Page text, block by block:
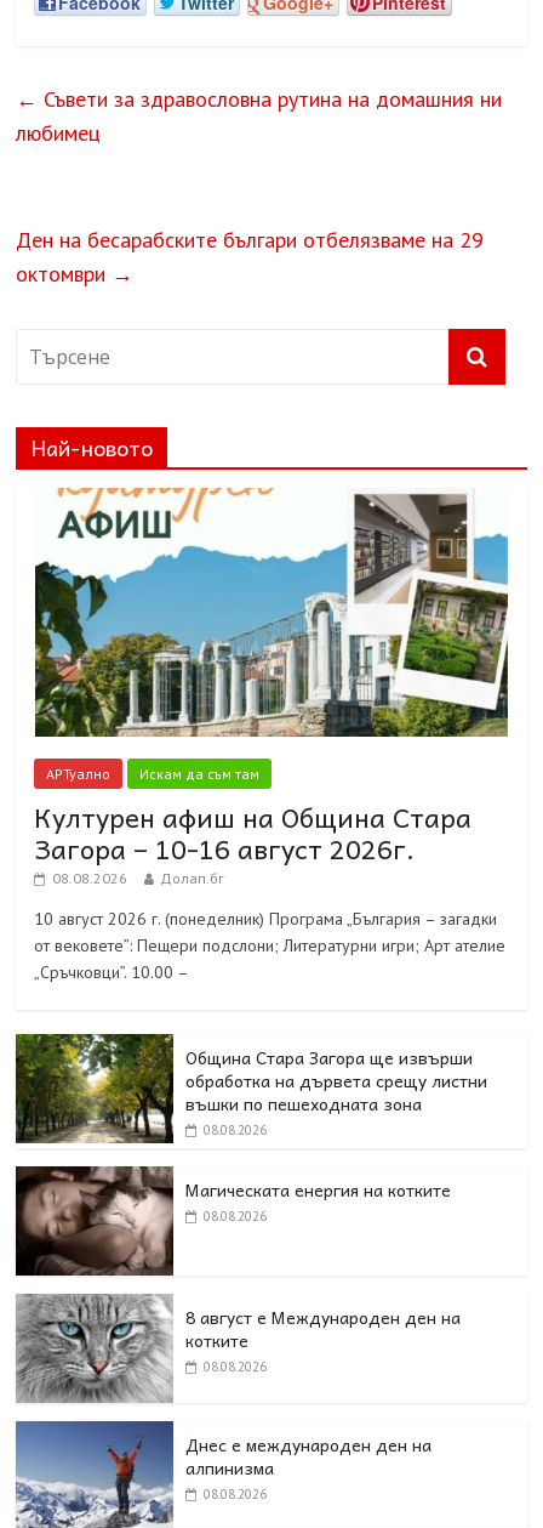
← Съвети за здравословна рутина на домашния ни
любимец
Ден на бесарабските българи отбелязваме на 29
октомври →
Най-новото
АРТуално Искам да съм там
Културен афиш на Община Стара
Загора – 10-16 август 2026г.
08.08.2026 Долап.бг
10 август 2026 г. (понеделник) Програма „България – загадки
от вековете”: Пещери подслони; Литературни игри; Арт ателие
„Сръчковци”. 10.00 –
Община Стара Загора ще извърши
обработка на дървета срещу листни
въшки по пешеходната зона
08.08.2026
Магическата енергия на котките
08.08.2026
8 август е Международен ден на
котките
08.08.2026
Днес е международен ден на
алпинизма
08.08.2026